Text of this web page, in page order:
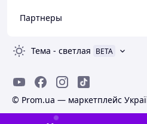
Партнеры
Тема - светлая BETA
© Prom.ua — маркетплейс